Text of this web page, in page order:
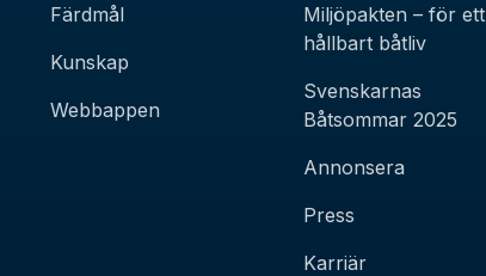
Färdmål
Kunskap
Webbappen
Miljöpakten – för ett
hållbart båtliv
Svenskarnas
Båtsommar 2025
Annonsera
Press
Karriär